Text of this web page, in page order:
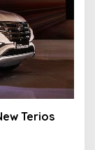
Terios